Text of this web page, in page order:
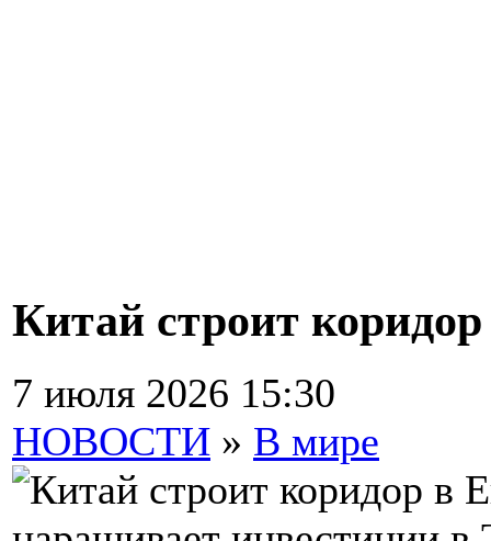
Китай строит
7 июля 2026 15:30
НОВОСТИ » В мире